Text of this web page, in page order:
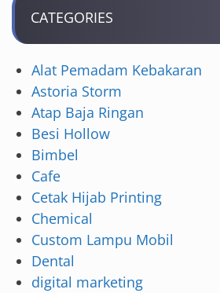
CATEGORIES
Alat Pemadam Kebakaran
Astoria Storm
Atap Baja Ringan
Besi Hollow
Bimbel
Cafe
Cetak Hijab Printing
Chemical
Custom Lampu Mobil
Dental
digital marketing